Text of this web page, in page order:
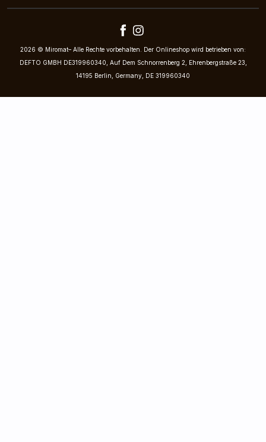
2026 © Miromat– Alle Rechte vorbehalten. Der Onlineshop wird betrieben von:
DEFTO GMBH DE319960340, Auf Dem Schnorrenberg 2, Ehrenbergstraße 23,
14195 Berlin, Germany, DE 319960340